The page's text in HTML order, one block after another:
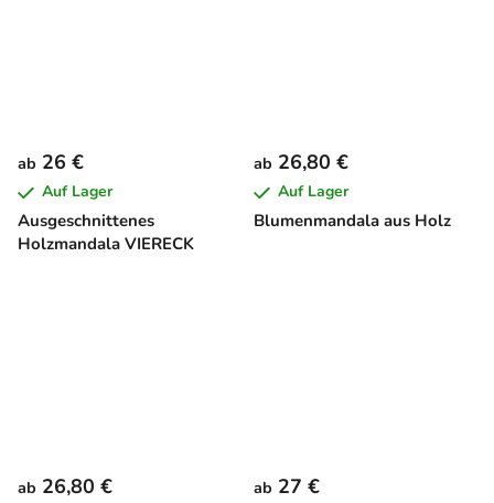
Ausgeschnittenes
Holzmandala VIERECK
ab 26 €
Auf Lager
Blumenmandala aus Holz
ab 26,80 €
Auf Lager
ab 26,80 € ab 27 €